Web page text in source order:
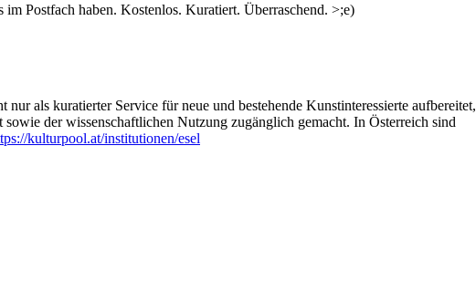
Postfach haben. Kostenlos. Kuratiert. Überraschend. >;e)
als kuratierter Service für neue und bestehende Kunstinteressierte aufbereitet,
der wissenschaftlichen Nutzung zugänglich gemacht. In Österreich sind
kulturpool.at/institutionen/esel